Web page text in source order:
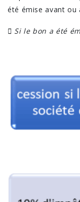
été émise avant ou
 Si le bon a été